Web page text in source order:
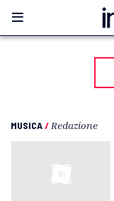
MUSICA/ Redazione